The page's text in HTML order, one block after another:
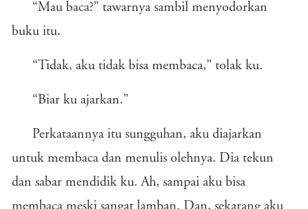
“Mau baca?” tawarnya sambil menyodorkan
buku itu.
“Tidak, aku tidak bisa membaca,” tolak ku.
“Biar ku ajarkan.”
Perkataannya itu sungguhan, aku diajarkan
untuk membaca dan menulis olehnya. Dia tekun
dan sabar mendidik ku. Ah, sampai aku bisa
membaca meski sangat lamban. Dan, sekarang aku